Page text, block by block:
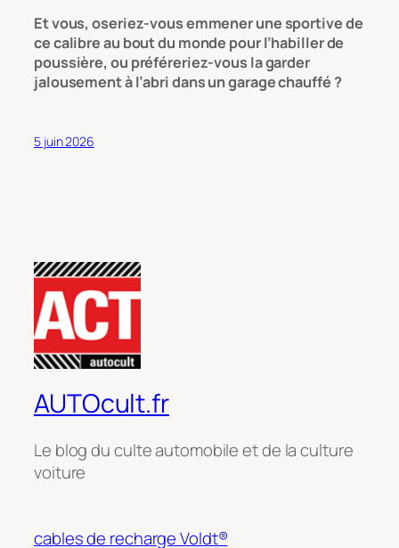
Et vous, oseriez-vous emmener une sportive de
ce calibre au bout du monde pour l’habiller de
poussière, ou préféreriez-vous la garder
jalousement à l’abri dans un garage chauffé ?
5 juin 2026
AUTOcult.fr
Le blog du culte automobile et de la culture
voiture
cables de recharge Voldt®